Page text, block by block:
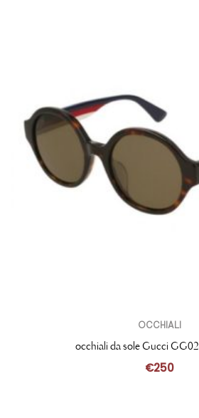
OCCHIALI
occhiali da sole Gucci
€250